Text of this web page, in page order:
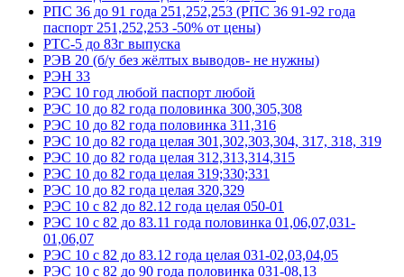
РПС 36 до 91 года 251,252,253 (РПС 36 91-92 года
паспорт 251,252,253 -50% от цены)
РТС-5 до 83г выпуска
РЭВ 20 (б/у без жёлтых выводов- не нужны)
РЭН 33
РЭС 10 год любой паспорт любой
РЭС 10 до 82 года половинка 300,305,308
РЭС 10 до 82 года половинка 311,316
РЭС 10 до 82 года целая 301,302,303,304, 317, 318, 319
РЭС 10 до 82 года целая 312,313,314,315
РЭС 10 до 82 года целая 319;330;331
РЭС 10 до 82 года целая 320,329
РЭС 10 с 82 до 82.12 года целая 050-01
РЭС 10 с 82 до 83.11 года половинка 01,06,07,031-
01,06,07
РЭС 10 с 82 до 83.12 года целая 031-02,03,04,05
РЭС 10 с 82 до 90 года половинка 031-08,13